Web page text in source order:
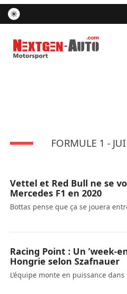
Nextgen-Auto.com
FORMULE 1 -
Vettel et Red Bull ne se
Mercedes F1 en 2020
Bottas pense que ça se jouera
Racing Point : Un ’week-
Hongrie selon Szafnauer
L’équipe monte en puissance